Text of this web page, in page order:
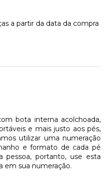
a partir da data da compra
bota interna acolchoada,
e mais justo aos pés,
utilizar uma numeração
e formato de cada pé
pessoa, portanto, use esta
em sua numeração.